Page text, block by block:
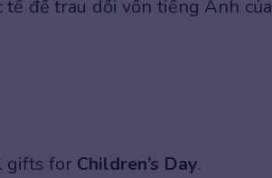
tế để trau dồi vốn tiếng Anh của
gifts for Children’s Day.